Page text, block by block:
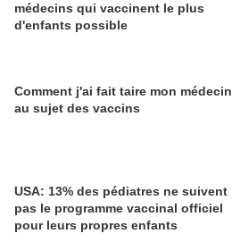
médecins qui vaccinent le plus
d'enfants possible
Comment j'ai fait taire mon médecin
au sujet des vaccins
USA: 13% des pédiatres ne suivent
pas le programme vaccinal officiel
pour leurs propres enfants